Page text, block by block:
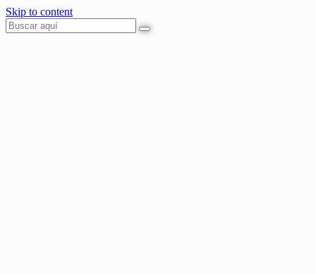
Skip to content